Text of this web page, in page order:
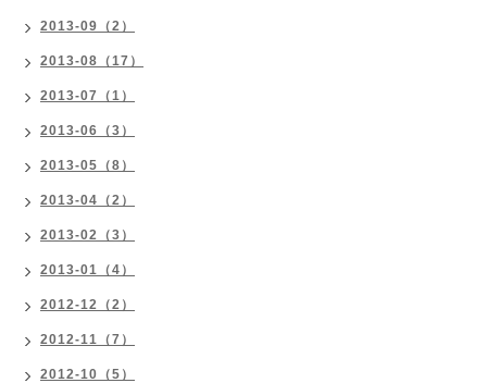
2013-09（2）
2013-08（17）
2013-07（1）
2013-06（3）
2013-05（8）
2013-04（2）
2013-02（3）
2013-01（4）
2012-12（2）
2012-11（7）
2012-10（5）